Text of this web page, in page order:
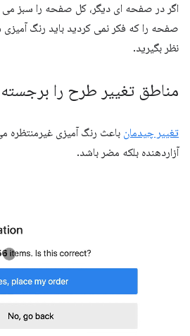
اگر در صفحه ای دیگر، کل صفحه را سبز می
صفحه را که فکر نمی کردید باید رنگ آمیزی
نظر بگیرید.
مناطق تغییر طرح را
تغییر چیدمان باعث رنگ آمیزی غیرمنتظره
آزاردهنده بلکه مضر باشد.